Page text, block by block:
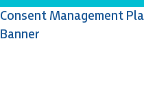
Consent Management
Banner